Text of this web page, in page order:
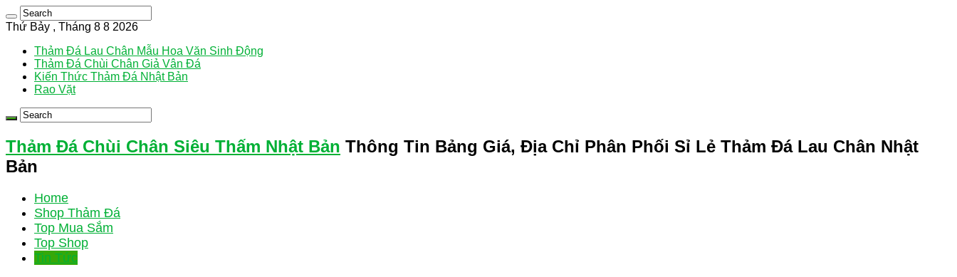
Thứ Bảy , Tháng 8 8 2026
Thảm Đá Lau Chân Mẫu Hoa Văn Sinh Động
Thảm Đá Chùi Chân Giả Vân Đá
Kiến Thức Thảm Đá Nhật Bản
Rao Vặt
Thảm Đá Chùi Chân Siêu Thấm Nhật Bản Thông Tin Bảng Giá, Địa Chỉ Phân Phối Sỉ Lẻ Thảm Đá Lau Chân Nhật
Bản
Home
Shop Thảm Đá
Top Mua Sắm
Top Shop
Tin Tức